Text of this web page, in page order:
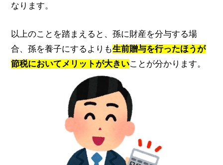
なります。
以上のことを踏まえると、孫に財産を分与する場
合、孫を養子にするよりも生前贈与を行ったほうが
節税においてメリットが大きいことが分かります。